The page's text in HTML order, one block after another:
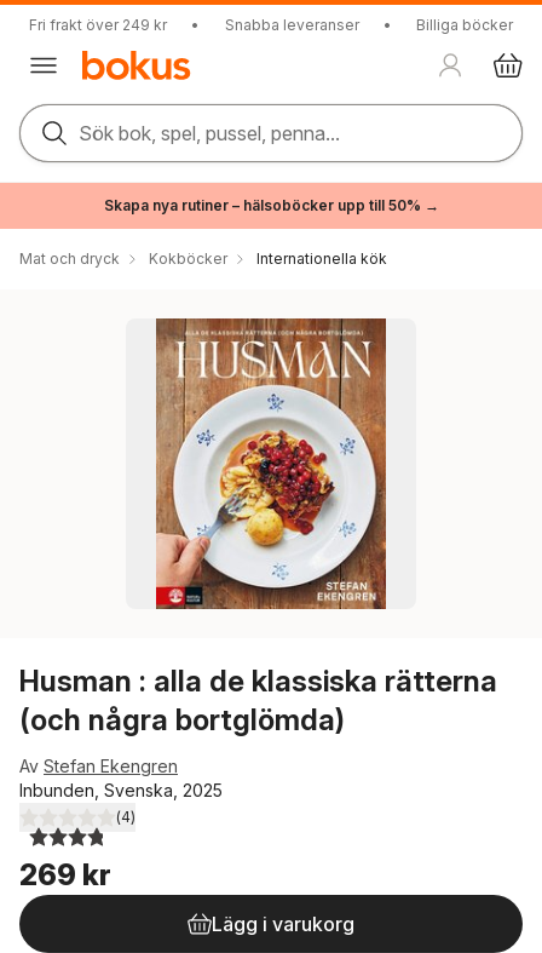
Fri frakt över 249 kr • Snabba leveranser • Billiga böcker
Sök bok, spel, pussel, penna...
Skapa nya rutiner – hälsoböcker upp till 50% →
Mat och dryck Kokböcker Internationella kök
Husman : alla de klassiska rätterna
(och några bortglömda)
Av Stefan Ekengren
Inbunden, Svenska, 2025
3,8utav 5 stjärnor. Totalt antal röster:
(4)
269 kr
Lägg i varukorg